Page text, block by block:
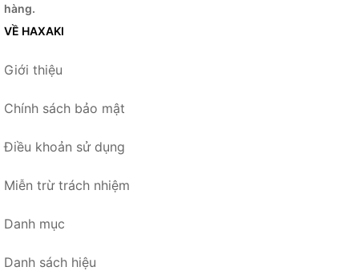
hàng.
VỀ HAXAKI
Giới thiệu
Chính sách bảo mật
Điều khoản sử dụng
Miễn trừ trách nhiệm
Danh mục
Danh sách hiệu